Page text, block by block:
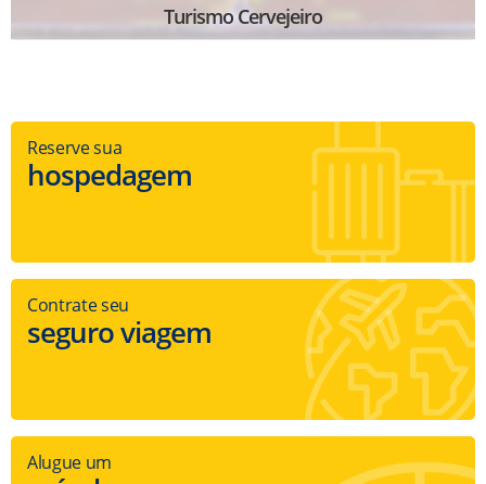
Turismo Cervejeiro
Reserve sua
hospedagem
Contrate seu
seguro viagem
Alugue um